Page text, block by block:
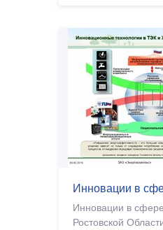
Инновации в
Инновации в
Ростовской